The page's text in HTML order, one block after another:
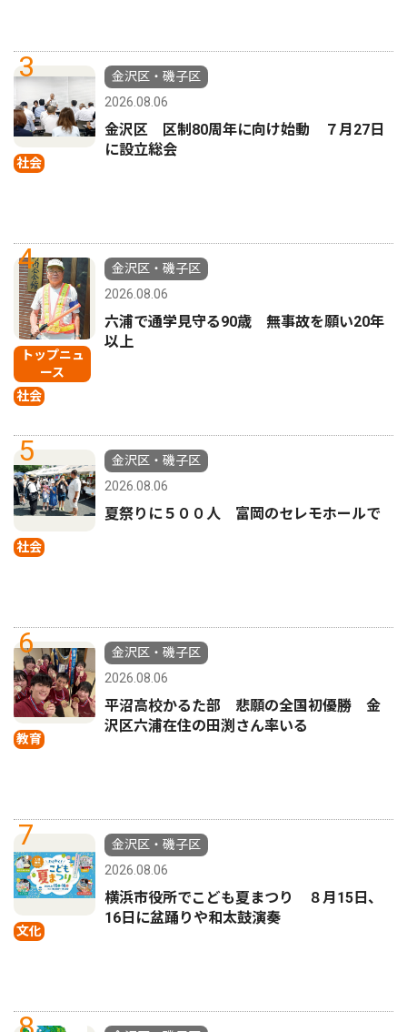
3
社会
金沢区・磯子区
2026.08.06
金沢区 区制80周年に向け始動 ７月27日
に設立総会
4
トップニュ
ース
社会
金沢区・磯子区
2026.08.06
六浦で通学見守る90歳 無事故を願い20年
以上
5
社会
金沢区・磯子区
2026.08.06
夏祭りに５００人 富岡のセレモホールで
6
教育
金沢区・磯子区
2026.08.06
平沼高校かるた部 悲願の全国初優勝 金
沢区六浦在住の田渕さん率いる
7
文化
金沢区・磯子区
2026.08.06
横浜市役所でこども夏まつり ８月15日、
16日に盆踊りや和太鼓演奏